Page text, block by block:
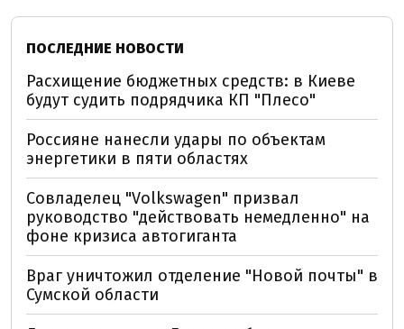
ПОСЛЕДНИЕ НОВОСТИ
Расхищение бюджетных средств: в Киеве
будут судить подрядчика КП "Плесо"
Россияне нанесли удары по объектам
энергетики в пяти областях
Совладелец "Volkswagen" призвал
руководство "действовать немедленно" на
фоне кризиса автогиганта
Враг уничтожил отделение "Новой почты" в
Сумской области